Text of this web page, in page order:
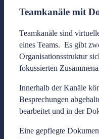
Teamkanäle mit
Teamkanäle sind
eines Teams. Es gibt
Organisationsstruktur
fokussierten
Innerhalb der Kanäle
Besprechungen
bearbeitet und in der
Eine gepflegte